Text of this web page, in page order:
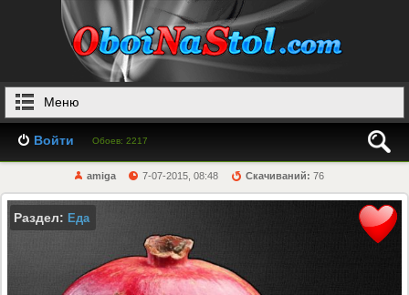
Меню
Войти Обоев: 2217
amiga 7-07-2015, 08:48 Скачиваний: 76
Раздел: Еда